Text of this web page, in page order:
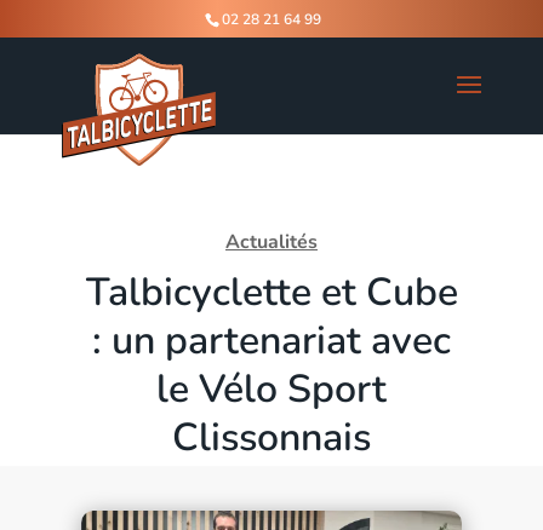
02 28 21 64 99
Actualités
Talbicyclette et Cube
: un partenariat avec
le Vélo Sport
Clissonnais